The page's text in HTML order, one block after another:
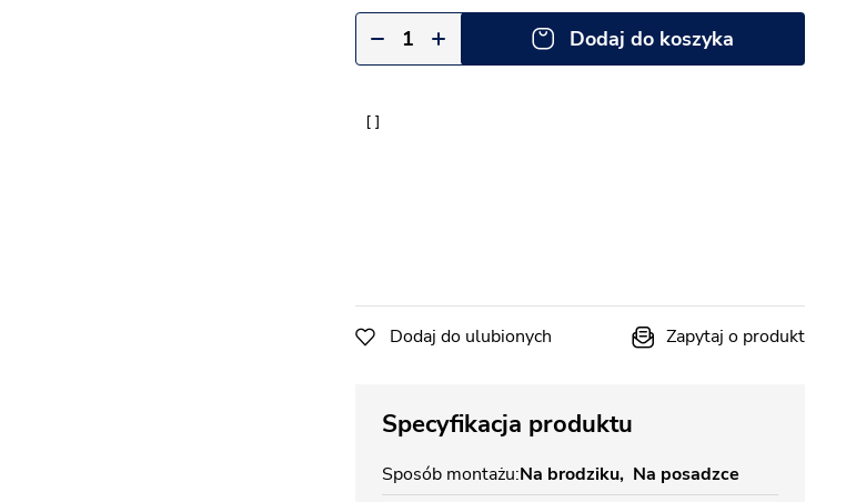
Dodaj do koszyka
Dodaj do ulubionych Zapytaj o produkt
Specyfikacja produktu
Sposób montażu Na brodziku Na posadzce